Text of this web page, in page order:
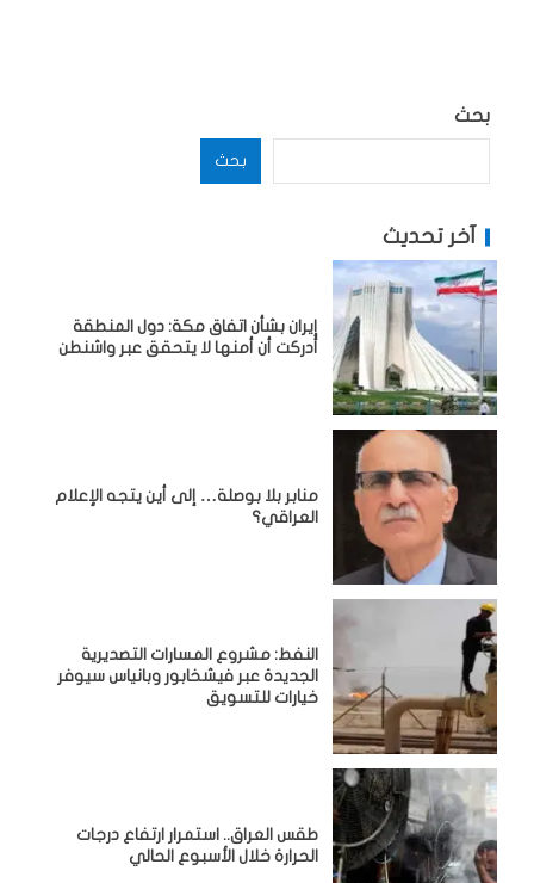
بحث
بحث
آخر تحديث
إيران بشأن اتفاق مكة: دول المنطقة
أدركت أن أمنها لا يتحقق عبر واشنطن
منابر بلا بوصلة… إلى أين يتجه الإعلام
العراقي؟
النفط: مشروع المسارات التصديرية
الجديدة عبر فيشخابور وبانياس سيوفر
خيارات للتسويق
طقس العراق.. استمرار ارتفاع درجات
الحرارة خلال الأسبوع الحالي